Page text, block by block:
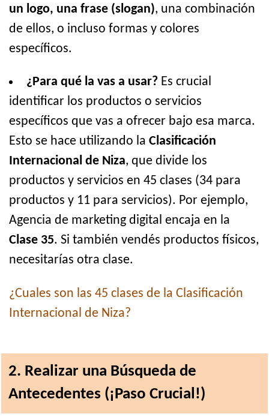
un logo, una frase (slogan), una combinación
de ellos, o incluso formas y colores
específicos.
¿Para qué la vas a usar? Es crucial
identificar los productos o servicios
específicos que vas a ofrecer bajo esa marca.
Esto se hace utilizando la Clasificación
Internacional de Niza, que divide los
productos y servicios en 45 clases (34 para
productos y 11 para servicios). Por ejemplo,
Agencia de marketing digital encaja en la
Clase 35. Si también vendés productos físicos,
necesitarías otra clase.
¿Cuales son las 45 clases de la Clasificación
Internacional de Niza?
2. Realizar una Búsqueda de
Antecedentes (¡Paso Crucial!)